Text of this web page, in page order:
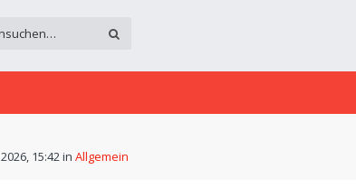
15:42in Allgemein